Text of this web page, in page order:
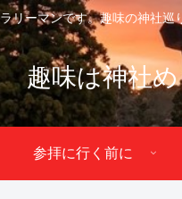
リーマンです。趣味の神社巡
趣味は神社
参拝に行く前に